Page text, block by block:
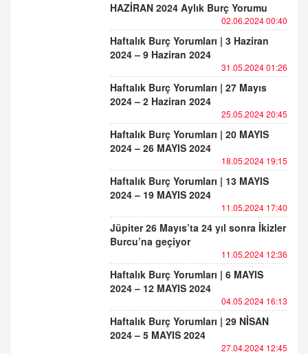
HAZİRAN 2024 Aylık Burç Yorumu
02.06.2024 00:40
Haftalık Burç Yorumları | 3 Haziran
2024 – 9 Haziran 2024
31.05.2024 01:26
Haftalık Burç Yorumları | 27 Mayıs
2024 – 2 Haziran 2024
25.05.2024 20:45
Haftalık Burç Yorumları | 20 MAYIS
2024 – 26 MAYIS 2024
18.05.2024 19:15
Haftalık Burç Yorumları | 13 MAYIS
2024 – 19 MAYIS 2024
11.05.2024 17:40
Jüpiter 26 Mayıs’ta 24 yıl sonra İkizler
Burcu’na geçiyor
11.05.2024 12:36
Haftalık Burç Yorumları | 6 MAYIS
2024 – 12 MAYIS 2024
04.05.2024 16:13
Haftalık Burç Yorumları | 29 NİSAN
2024 – 5 MAYIS 2024
27.04.2024 12:45